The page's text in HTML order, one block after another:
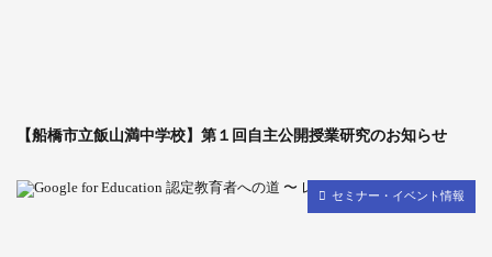
【船橋市立飯山満中学校】第１回自主公開授業研究のお知らせ
セミナー・イベント情報